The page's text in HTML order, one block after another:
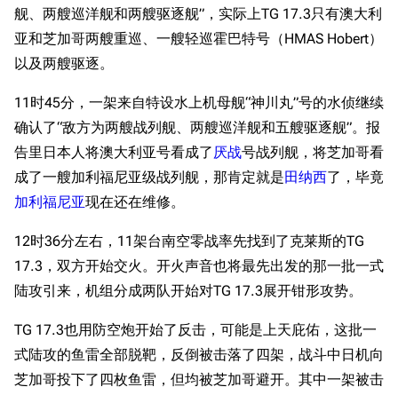
舰、两艘巡洋舰和两艘驱逐舰”，实际上TG 17.3只有澳大利
亚和芝加哥两艘重巡、一艘轻巡霍巴特号（HMAS Hobert）
以及两艘驱逐。
11时45分，一架来自特设水上机母舰“神川丸”号的水侦继续
确认了“敌方为两艘战列舰、两艘巡洋舰和五艘驱逐舰”。报
告里日本人将澳大利亚号看成了厌战号战列舰，将芝加哥看
成了一艘加利福尼亚级战列舰，那肯定就是田纳西了，毕竟
加利福尼亚现在还在维修。
12时36分左右，11架台南空零战率先找到了克莱斯的TG
17.3，双方开始交火。开火声音也将最先出发的那一批一式
陆攻引来，机组分成两队开始对TG 17.3展开钳形攻势。
TG 17.3也用防空炮开始了反击，可能是上天庇佑，这批一
式陆攻的鱼雷全部脱靶，反倒被击落了四架，战斗中日机向
芝加哥投下了四枚鱼雷，但均被芝加哥避开。其中一架被击